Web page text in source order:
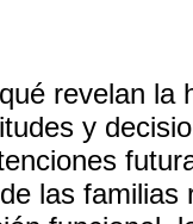
revelan la
y
las